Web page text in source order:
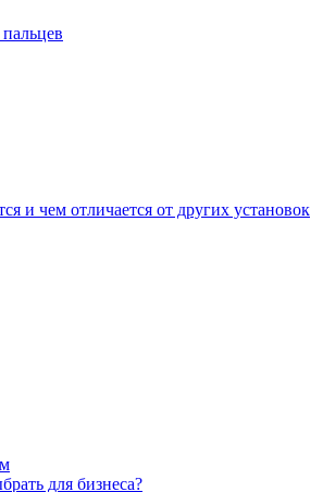
и чем отличается от других установок
для бизнеса?